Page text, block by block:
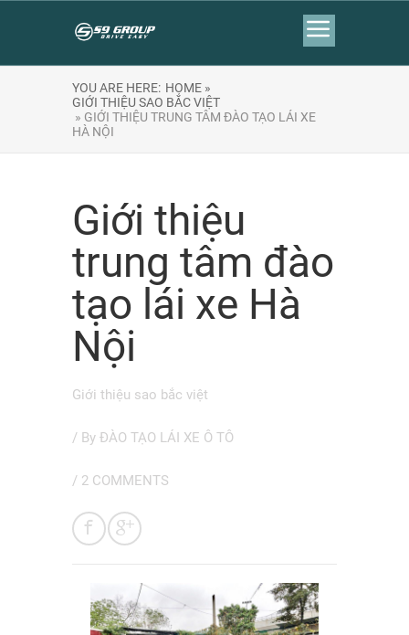
YOU ARE HERE: HOME »
GIỚI THIỆU SAO BẮC VIỆT
» GIỚI THIỆU TRUNG TÂM ĐÀO TẠO LÁI XE
HÀ NỘI
Giới thiệu
trung tâm đào
tạo lái xe Hà
Nội
Giới thiệu sao bắc việt
/ By ĐÀO TẠO LÁI XE Ô TÔ
/ 2 COMMENTS